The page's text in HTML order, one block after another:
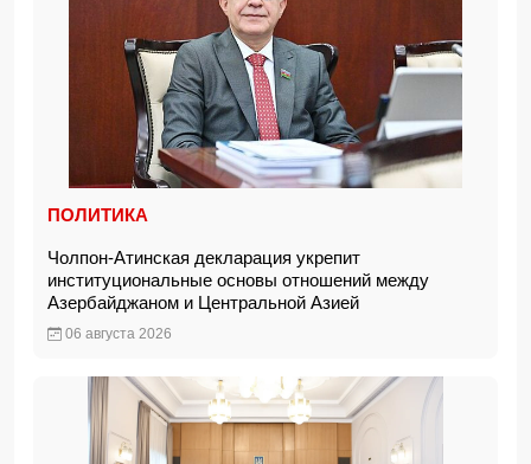
ПОЛИТИКА
Чолпон-Атинская декларация укрепит
институциональные основы отношений между
Азербайджаном и Центральной Азией
06 августа 2026